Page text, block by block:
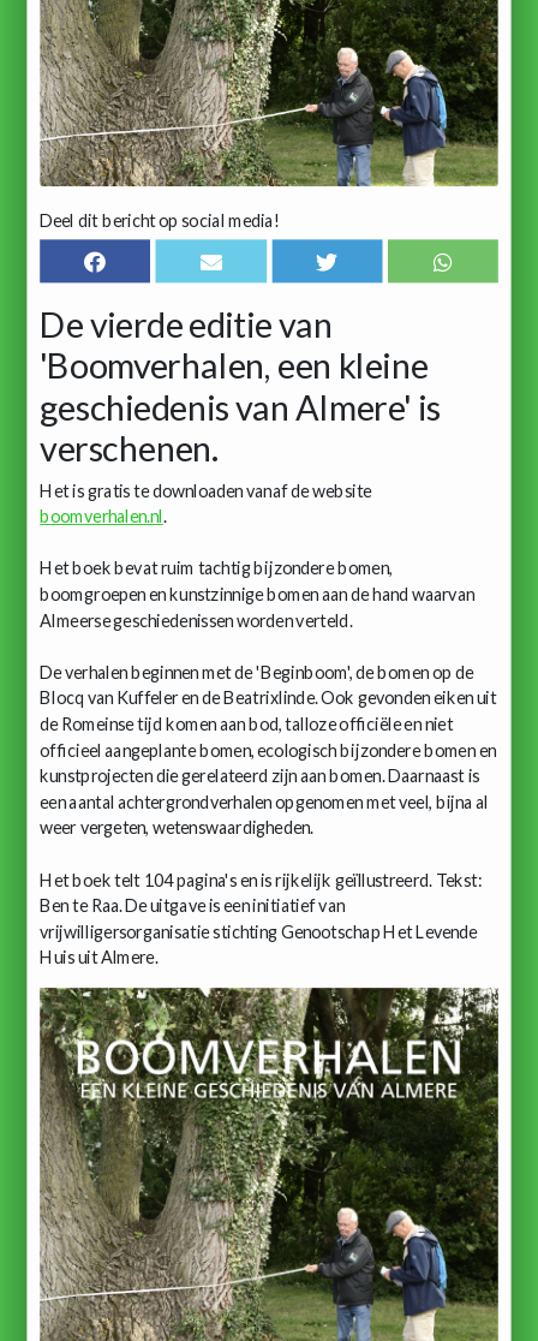
Deel dit bericht op social media!
De vierde editie van
'Boomverhalen, een kleine
geschiedenis van Almere' is
verschenen.
Het is gratis te downloaden vanaf de website
boomverhalen.nl.
Het boek bevat ruim tachtig bijzondere bomen,
boomgroepen en kunstzinnige bomen aan de hand waarvan
Almeerse geschiedenissen worden verteld.
De verhalen beginnen met de 'Beginboom', de bomen op de
Blocq van Kuffeler en de Beatrixlinde. Ook gevonden eiken uit
de Romeinse tijd komen aan bod, talloze officiële en niet
officieel aangeplante bomen, ecologisch bijzondere bomen en
kunstprojecten die gerelateerd zijn aan bomen. Daarnaast is
een aantal achtergrondverhalen opgenomen met veel, bijna al
weer vergeten, wetenswaardigheden.
Het boek telt 104 pagina's en is rijkelijk geïllustreerd. Tekst:
Ben te Raa. De uitgave is een initiatief van
vrijwilligersorganisatie stichting Genootschap Het Levende
Huis uit Almere.